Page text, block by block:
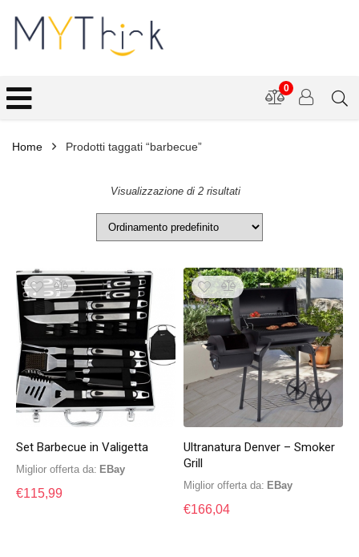
0
Home Prodotti taggati “barbecue”
Visualizzazione di 2 risultati
Set Barbecue in Valigetta
Miglior offerta da: eBay
€115,99
Ultranatura Denver – Smoker
Grill
Miglior offerta da: eBay
€166,04